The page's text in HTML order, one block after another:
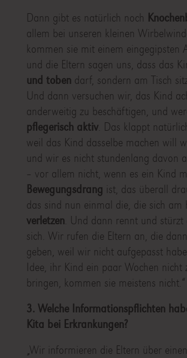
Dann gibt es natürlich noch
allem bei unseren kleinen
kommen sie mit einem eingegipsten
und die Eltern sagen uns, dass das
und toben darf, sondern am Tisch
Und dann versuchen wir, das Kind
anderweitig zu beschäftigen, und
pflegerisch aktiv. Das klappt
weil das Kind dasselbe machen will
und wir es nicht stundenlang davon
– vor allem nicht, wenn es ein Kind
Bewegungsdrang ist, das überall
das sind nun einmal die, die sich am
verletzen . Und dann rennt und
sich. Wir rufen die Eltern an, die
geben, weil wir nicht aufgepasst
Idee, ihr Kind ein paar Wochen nicht
bringen, kommen sie meistens nicht.“
3. Welche Informationspflichten
Kita bei Erkrankungen?
„Wir informieren die Eltern über einen